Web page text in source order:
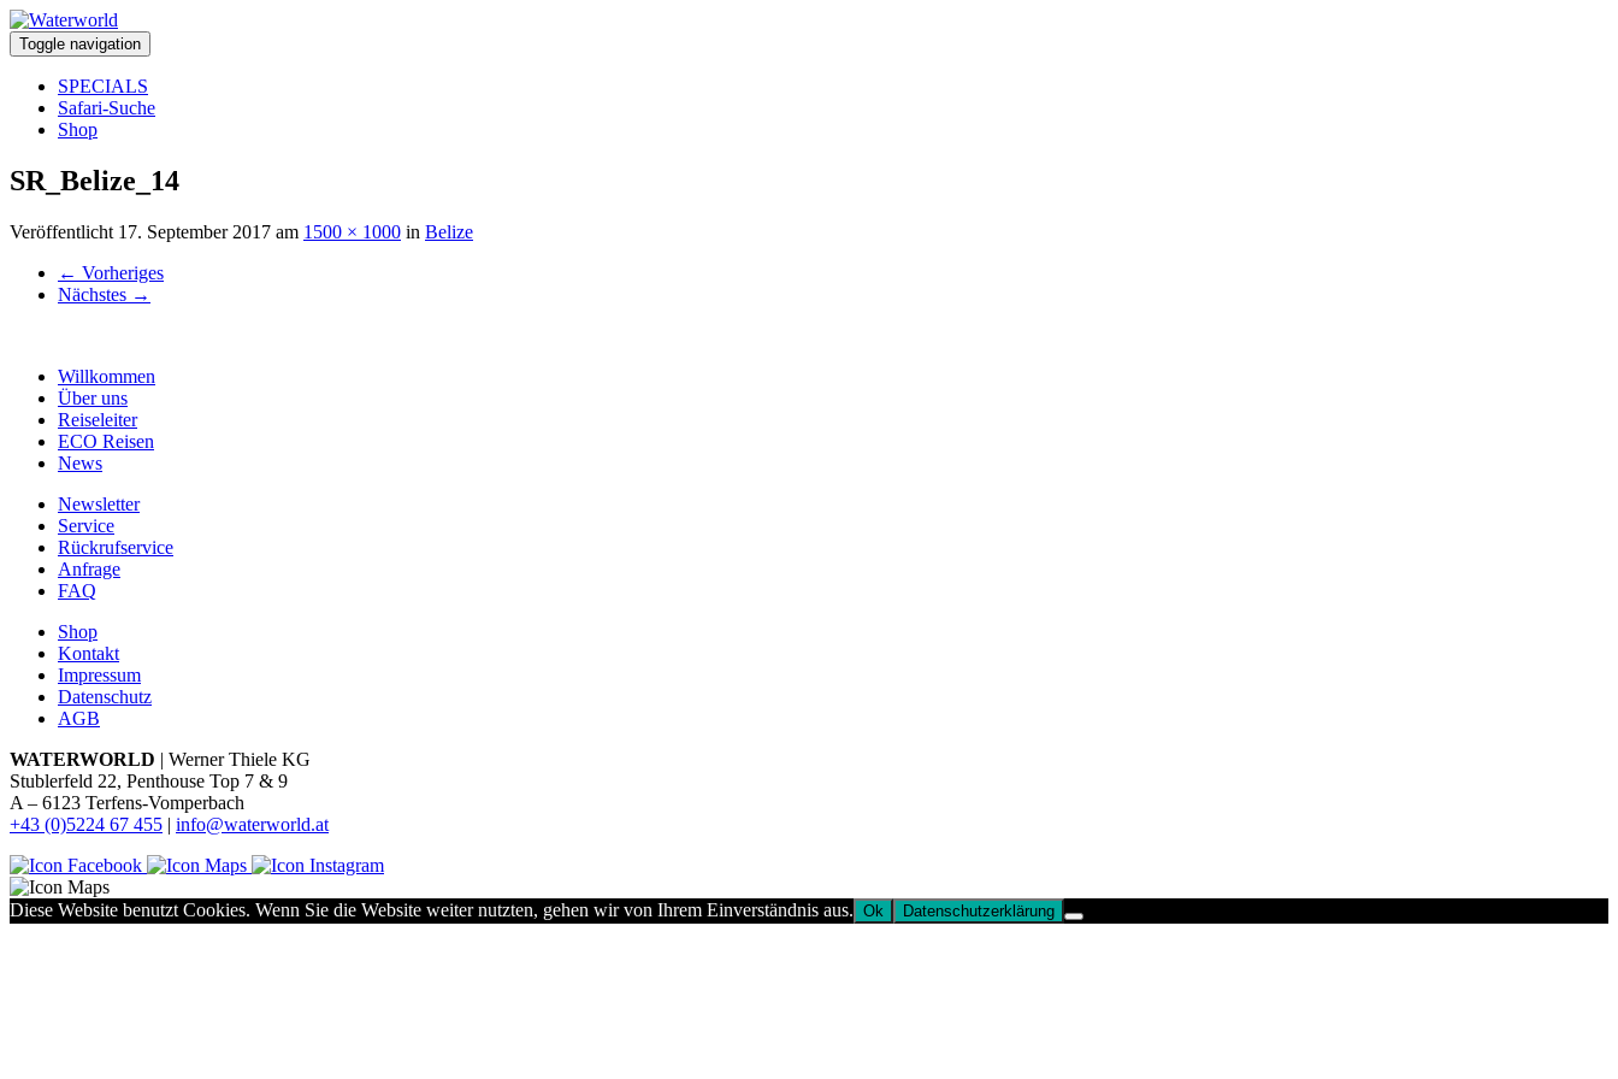
Toggle navigation
SPECIALS
Safari-Suche
Shop
SR_Belize_14
Veröffentlicht 17. September 2017 am 1500 × 1000 in Belize
← Vorheriges
Nächstes →
Willkommen
Über uns
Reiseleiter
ECO Reisen
News
Newsletter
Service
Rückrufservice
Anfrage
FAQ
Shop
Kontakt
Impressum
Datenschutz
AGB
WATERWORLD | Werner Thiele KG
Stublerfeld 22, Penthouse Top 7 & 9
A – 6123 Terfens-Vomperbach
+43 (0)5224 67 455 | info@waterworld.at
Diese Website benutzt Cookies. Wenn Sie die Website weiter nutzten, gehen wir von Ihrem Einverständnis aus. Ok Datenschutzerklärung